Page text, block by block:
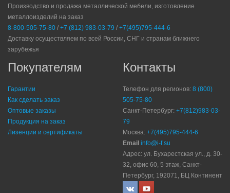
Производство и продажа металлической мебели, изготовление
металлоизделий на заказ
8-800-505-75-80 / +7 (812) 983-03-79 / +7(495)795-444-6
Доставку осуществляем по всей России, СНГ и странам ближнего
зарубежья
Покупателям
Гарантии
Как сделать заказ
Оптовые заказы
Продукция на заказ
Лизенции и сертификаты
Контакты
Телефон для регионов: 8 (800)
505-75-80
Санкт-Петербург: +7(812)983-03-
79
Москва: +7(495)795-444-6
Email info@i-f.su
Адрес: ул. Бухарестская ул., д. 30-
32, офис 60, 5 этаж, Санкт-
Петербург, 192071, БЦ Континент